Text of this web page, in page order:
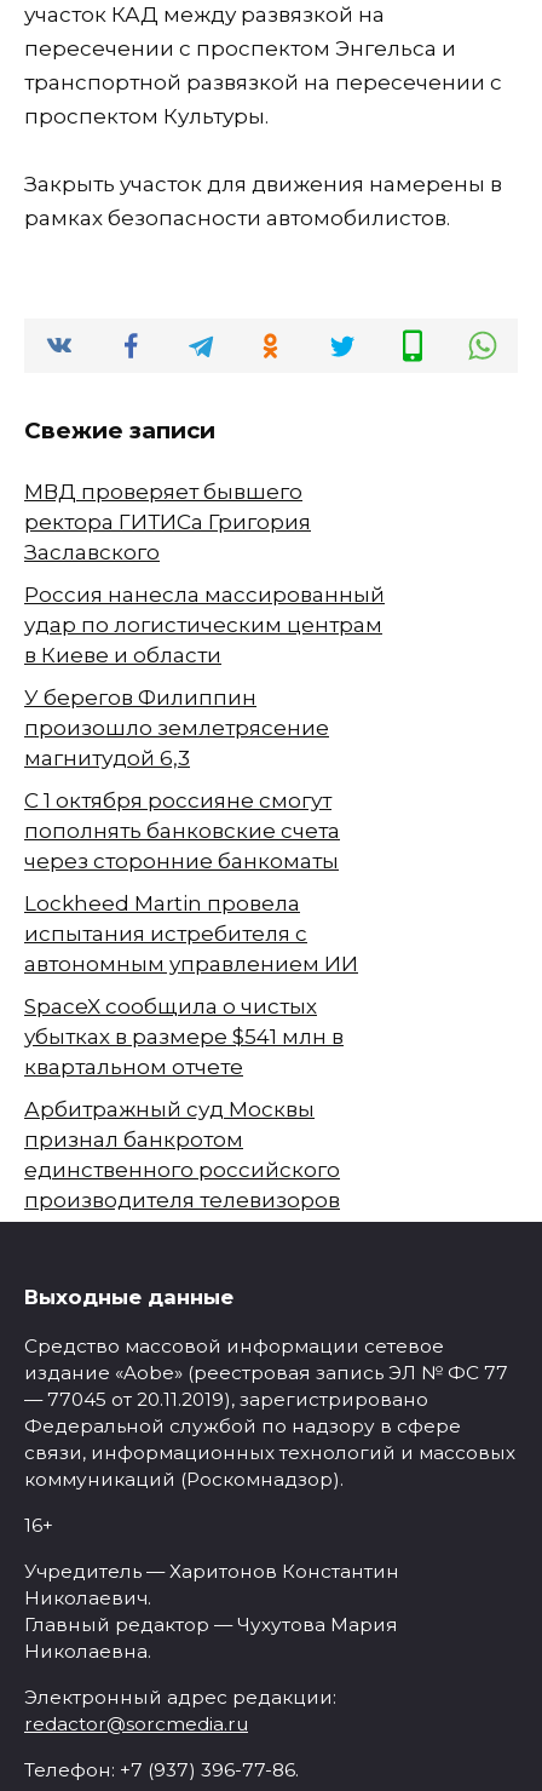
участок КАД между развязкой на
пересечении с проспектом Энгельса и
транспортной развязкой на пересечении с
проспектом Культуры.
Закрыть участок для движения намерены в
рамках безопасности автомобилистов.
Свежие записи
МВД проверяет бывшего
ректора ГИТИСа Григория
Заславского
Россия нанесла массированный
удар по логистическим центрам
в Киеве и области
У берегов Филиппин
произошло землетрясение
магнитудой 6,3
С 1 октября россияне смогут
пополнять банковские счета
через сторонние банкоматы
Lockheed Martin провела
испытания истребителя с
автономным управлением ИИ
SpaceX сообщила о чистых
убытках в размере $541 млн в
квартальном отчете
Арбитражный суд Москвы
признал банкротом
единственного российского
производителя телевизоров
Выходные данные
Средство массовой информации сетевое
издание «Aobe» (реестровая запись ЭЛ № ФС 77
— 77045 от 20.11.2019), зарегистрировано
Федеральной службой по надзору в сфере
связи, информационных технологий и массовых
коммуникаций (Роскомнадзор).
16+
Учредитель — Харитонов Константин
Николаевич.
Главный редактор — Чухутова Мария
Николаевна.
Электронный адрес редакции:
redactor@sorcmedia.ru
Телефон: +7 (937) 396-77-86.